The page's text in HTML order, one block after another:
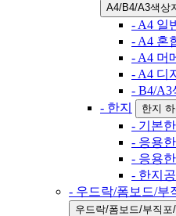
A4/B4/A3색상
- A4 일
- A4 혼
- A4 머
- A4 디
- B4/A3
- 한지
한지
- 기본
- 응용
- 응용
- 한지공
- 우드락/폼보드/부
우드락/폼보드/부직